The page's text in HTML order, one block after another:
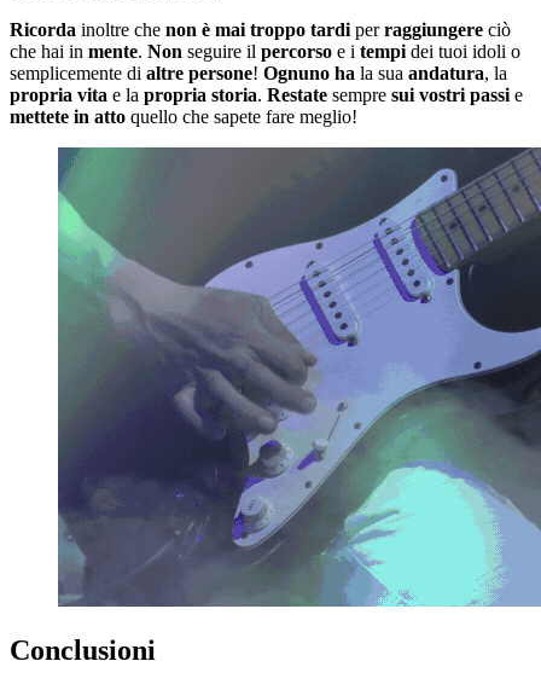
Ricorda inoltre che non è mai troppo tardi perraggiungere ciò
che hai in mente. Non seguire il percorso e i tempi dei tuoi idoli o
semplicemente di altre persone! Ognuno ha la sua andatura, la
propria vita e la propria storia. Restate sempre sui vostri passi e
mettete in atto quello che sapete fare meglio!
Conclusioni